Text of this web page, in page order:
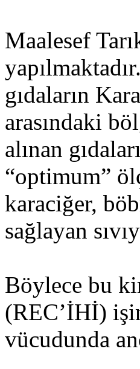
Maalesef
gıdaların
arasındaki
alınan
“optimum”
karaciğer,
sağlayan
Böylece bu
(REC’İHİ)
vücudunda